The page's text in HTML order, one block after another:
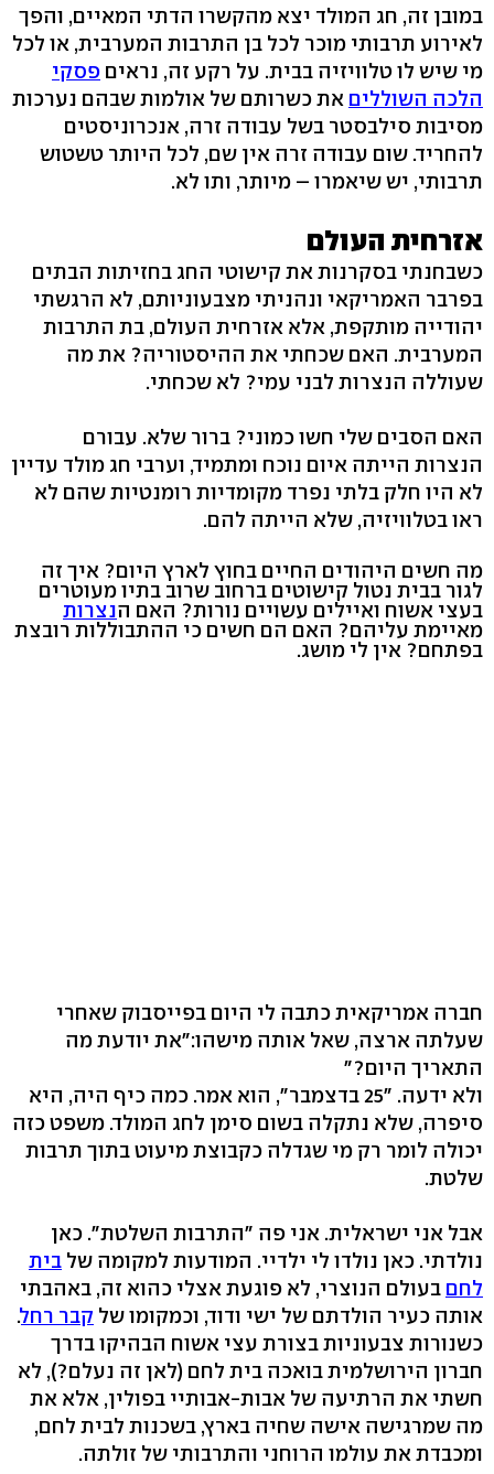
במובן זה, חג המולד יצא מהקשרו הדתי המאיים, והפך
לאירוע תרבותי מוכר לכל בן התרבות המערבית, או לכל
מי שיש לו טלוויזיה בבית. על רקע זה, נראים פסקי
הלכה השוללים את כשרותם של אולמות שבהם נערכות
מסיבות סילבסטר בשל עבודה זרה, אנכרוניסטים
להחריד. שום עבודה זרה אין שם, לכל היותר טשטוש
תרבותי, יש שיאמרו – מיותר, ותו לא.
אזרחית העולם
כשבחנתי בסקרנות את קישוטי החג בחזיתות הבתים
בפרבר האמריקאי ונהניתי מצבעוניותם, לא הרגשתי
יהודייה מותקפת, אלא אזרחית העולם, בת התרבות
המערבית. האם שכחתי את ההיסטוריה? את מה
שעוללה הנצרות לבני עמי? לא שכחתי.
האם הסבים שלי חשו כמוני? ברור שלא. עבורם
הנצרות הייתה איום נוכח ומתמיד, וערבי חג מולד עדיין
לא היו חלק בלתי נפרד מקומדיות רומנטיות שהם לא
ראו בטלוויזיה, שלא הייתה להם.
מה חשים היהודים החיים בחוץ לארץ היום? איך זה
לגור בבית נטול קישוטים ברחוב שרוב בתיו מעוטרים
בעצי אשוח ואיילים עשויים נורות? האם הנצרות
מאיימת עליהם? האם הם חשים כי ההתבוללות רובצת
בפתחם? אין לי מושג.
חברה אמריקאית כתבה לי היום בפייסבוק שאחרי
שעלתה ארצה, שאל אותה מישהו:"את יודעת מה
התאריך היום?"
ולא ידעה. "25 בדצמבר", הוא אמר. כמה כיף היה, היא
סיפרה, שלא נתקלה בשום סימן לחג המולד. משפט כזה
יכולה לומר רק מי שגדלה כקבוצת מיעוט בתוך תרבות
שלטת.
אבל אני ישראלית. אני פה "התרבות השלטת". כאן
נולדתי. כאן נולדו לי ילדיי. המודעות למקומה של בית
לחם בעולם הנוצרי, לא פוגעת אצלי כהוא זה, באהבתי
אותה כעיר הולדתם של ישי ודוד, וכמקומו של קבר רחל.
כשנורות צבעוניות בצורת עצי אשוח הבהיקו בדרך
חברון הירושלמית בואכה בית לחם (לאן זה נעלם?), לא
חשתי את הרתיעה של אבות-אבותיי בפולין, אלא את
מה שמרגישה אישה שחיה בארץ, בשכנות לבית לחם,
ומכבדת את עולמו הרוחני והתרבותי של זולתה.